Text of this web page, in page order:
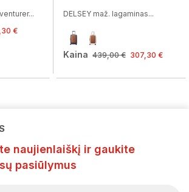
€
DELSEY maž. lagaminas...
Kaina 439,00 € 307,30 €
naujienlaiškį ir gaukite
pasiūlymus